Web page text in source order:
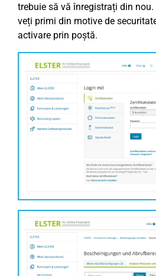
trebuie să vă înregistrați din
veți primi din motive de
activare prin poștă.